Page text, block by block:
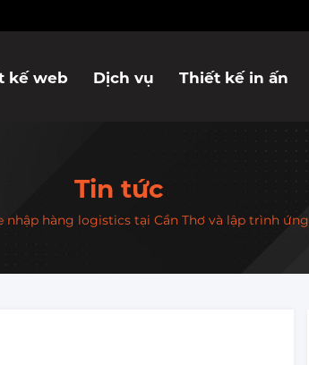
kế web Dịch vụ Thiết kế in ấn
Tin tức
nhập hàng logistics tại Cần Thơ và lập trình